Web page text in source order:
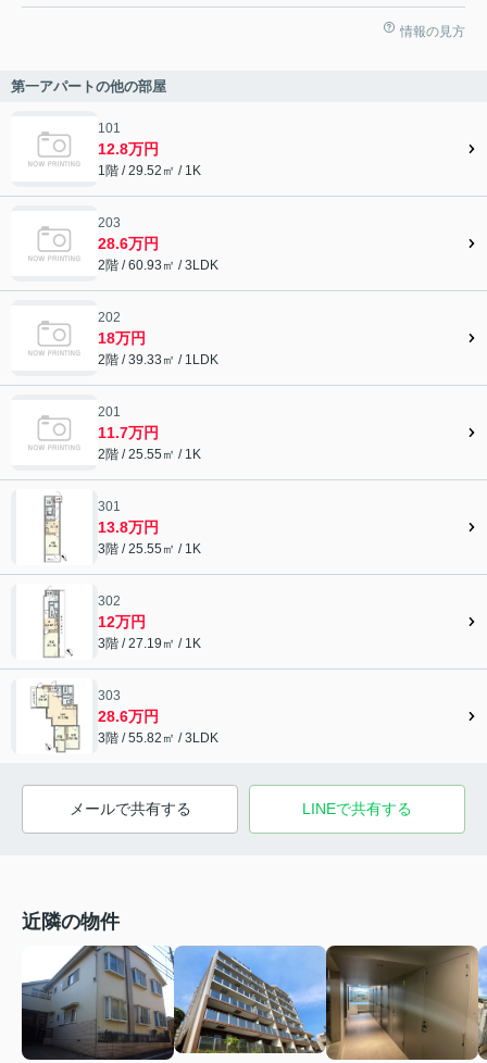
情報の見方
第一アパートの他の部屋
101
12.8万円
1階 / 29.52㎡ / 1K
203
28.6万円
2階 / 60.93㎡ / 3LDK
202
18万円
2階 / 39.33㎡ / 1LDK
201
11.7万円
2階 / 25.55㎡ / 1K
301
13.8万円
3階 / 25.55㎡ / 1K
302
12万円
3階 / 27.19㎡ / 1K
303
28.6万円
3階 / 55.82㎡ / 3LDK
メールで共有する LINEで共有する
近隣の物件